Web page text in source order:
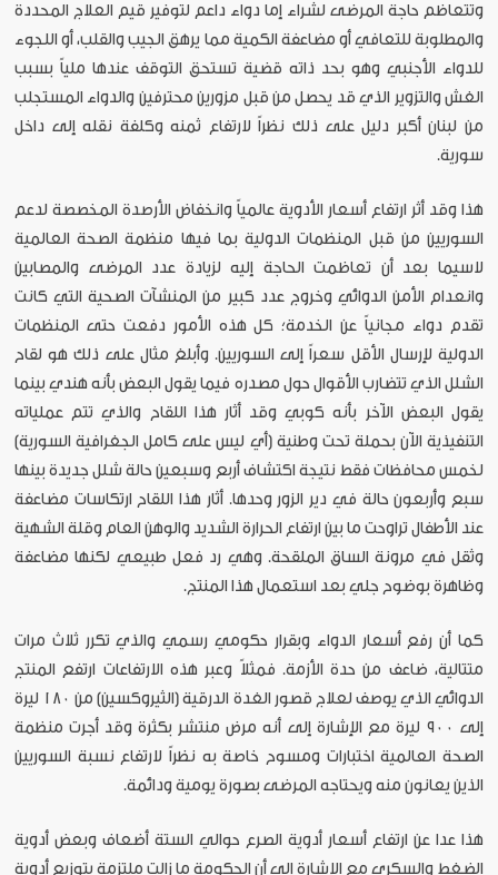
وتتعاظم حاجة المرضى لشراء إما دواء داعم لتوفير قيم العلاج المحددة
والمطلوبة للتعافي أو مضاعفة الكمية مما يرهق الجيب والقلب، أو اللجوء
للدواء الأجنبي وهو بحد ذاته قضية تستحق التوقف عندها ملياً بسبب
الغش والتزوير الذي قد يحصل من قبل مزورين محترفين والدواء المستجلب
من لبنان أكبر دليل على ذلك نظراً لارتفاع ثمنه وكلفة نقله إلى داخل
سورية.
هذا وقد أثر ارتفاع أسعار الأدوية عالمياً وانخفاض الأرصدة المخصصة لدعم
السوريين من قبل المنظمات الدولية بما فيها منظمة الصحة العالمية
لاسيما بعد أن تعاظمت الحاجة إليه لزيادة عدد المرضى والمصابين
وانعدام الأمن الدوائي وخروج عدد كبير من المنشآت الصحية التي كانت
تقدم دواء مجانياً عن الخدمة؛ كل هذه الأمور دفعت حتى المنظمات
الدولية لإرسال الأقل سعراً إلى السوريين. وأبلغ مثال على ذلك هو لقاح
الشلل الذي تتضارب الأقوال حول مصدره فيما يقول البعض بأنه هندي بينما
يقول البعض الآخر بأنه كوبي وقد أثار هذا اللقاح والذي تتم عملياته
التنفيذية الآن بحملة تحت وطنية (أي ليس على كامل الجغرافية السورية)
لخمس محافظات فقط نتيجة اكتشاف أربع وسبعين حالة شلل جديدة بينها
سبع وأربعون حالة في دير الزور وحدها. أثار هذا اللقاح ارتكاسات مضاعفة
عند الأطفال تراوحت ما بين ارتفاع الحرارة الشديد والوهن العام وقلة الشهية
وثقل في مرونة الساق الملقحة. وهي رد فعل طبيعي لكنها مضاعفة
وظاهرة بوضوح جلي بعد استعمال هذا المنتج.
كما أن رفع أسعار الدواء وبقرار حكومي رسمي والذي تكرر ثلاث مرات
متتالية، ضاعف من حدة الأزمة. فمثلاً وعبر هذه الارتفاعات ارتفع المنتج
الدوائي الذي يوصف لعلاج قصور الغدة الدرقية (الثيروكسين) من ١٨٠ ليرة
إلى ٩٠٠ ليرة مع الإشارة إلى أنه مرض منتشر بكثرة وقد أجرت منظمة
الصحة العالمية اختبارات ومسوح خاصة به نظراً لارتفاع نسبة السوريين
الذين يعانون منه ويحتاجه المرضى بصورة يومية ودائمة.
هذا عدا عن ارتفاع أسعار أدوية الصرع حوالي الستة أضعاف وبعض أدوية
الضغط والسكري مع الإشارة إلى أن الحكومة ما زالت ملتزمة بتوزيع أدوية